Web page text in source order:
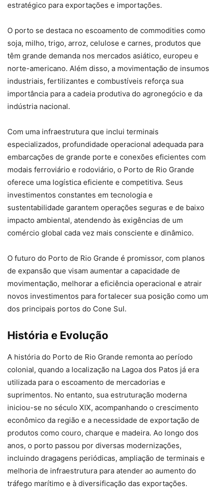
estratégico para exportações e importações.
O porto se destaca no escoamento de commodities como
soja, milho, trigo, arroz, celulose e carnes, produtos que
têm grande demanda nos mercados asiático, europeu e
norte-americano. Além disso, a movimentação de insumos
industriais, fertilizantes e combustíveis reforça sua
importância para a cadeia produtiva do agronegócio e da
indústria nacional.
Com uma infraestrutura que inclui terminais
especializados, profundidade operacional adequada para
embarcações de grande porte e conexões eficientes com
modais ferroviário e rodoviário, o Porto de Rio Grande
oferece uma logística eficiente e competitiva. Seus
investimentos constantes em tecnologia e
sustentabilidade garantem operações seguras e de baixo
impacto ambiental, atendendo às exigências de um
comércio global cada vez mais consciente e dinâmico.
O futuro do Porto de Rio Grande é promissor, com planos
de expansão que visam aumentar a capacidade de
movimentação, melhorar a eficiência operacional e atrair
novos investimentos para fortalecer sua posição como um
dos principais portos do Cone Sul.
História e Evolução
A história do Porto de Rio Grande remonta ao período
colonial, quando a localização na Lagoa dos Patos já era
utilizada para o escoamento de mercadorias e
suprimentos. No entanto, sua estruturação moderna
iniciou-se no século XIX, acompanhando o crescimento
econômico da região e a necessidade de exportação de
produtos como couro, charque e madeira. Ao longo dos
anos, o porto passou por diversas modernizações,
incluindo dragagens periódicas, ampliação de terminais e
melhoria de infraestrutura para atender ao aumento do
tráfego marítimo e à diversificação das exportações.